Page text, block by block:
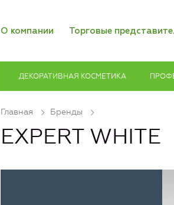
О компании Торговые
ДЕКОРАТИВНАЯ КОСМЕТИКА
Главная Бренды
EXPERT WHITE